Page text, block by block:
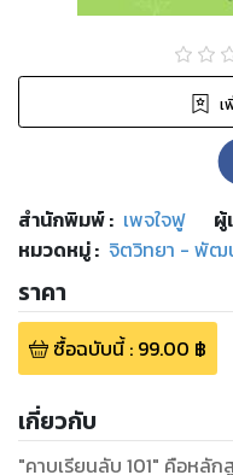
เ
สำนักพิมพ์: เพจใจฟู ผู้
หมวดหมู่: จิตวิทยา - พัฒ
ราคา
ซื้อฉบับนี้: 99.00 ฿
เกี่ยวกับ
"คาบเรียนลับ 101" คือหลัก